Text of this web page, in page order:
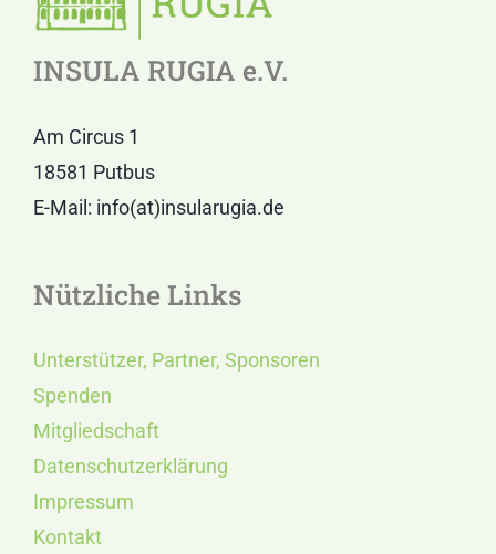
INSULA RUGIA e.V.
Am Circus 1
18581 Putbus
E-Mail: info(at)insularugia.de
Nützliche Links
Unterstützer, Partner, Sponsoren
Spenden
Mitgliedschaft
Datenschutzerklärung
Impressum
Kontakt